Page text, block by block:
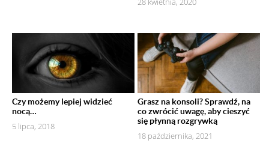
Czy możemy lepiej widzieć
nocą…
5 lipca, 2018
Grasz na konsoli? Sprawdź, na
co zwrócić uwagę, aby cieszyć
się płynną rozgrywką
18 października, 2021